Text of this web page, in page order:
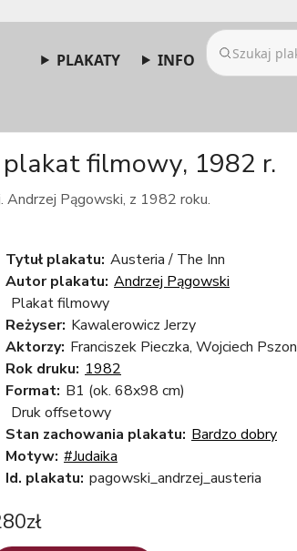
PLAKATY INFO
filmowy, 1982 r.
Andrzej Pągowski, z 1982 roku.
Tytuł plakatu: Austeria / The Inn
Autor plakatu: Andrzej Pągowski
Plakat filmowy
Reżyser: Kawalerowicz Jerzy
Aktorzy: Franciszek Pieczka, Wojciech
Rok druku: 1982
Format: B1 (ok. 68x98 cm)
Druk offsetowy
Stan zachowania plakatu: Bardzo dobry
Motyw: #Judaika
Id. plakatu: pagowski_andrzej_austeria
zł